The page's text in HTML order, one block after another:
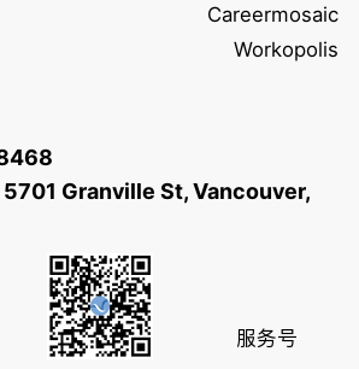
Careermosaic
Workopolis
Granville St, Vancouver,
服务号